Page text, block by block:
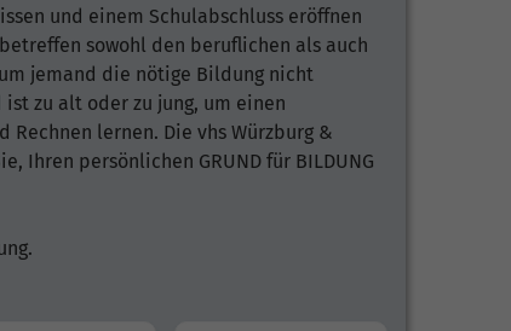
und einem Schulabschluss eröffnen
sowohl den beruflichen als auch
jemand die nötige Bildung nicht
zu alt oder zu jung, um einen
Rechnen lernen. Die vhs Würzburg &
Ihren persönlichen GRUND für BILDUNG